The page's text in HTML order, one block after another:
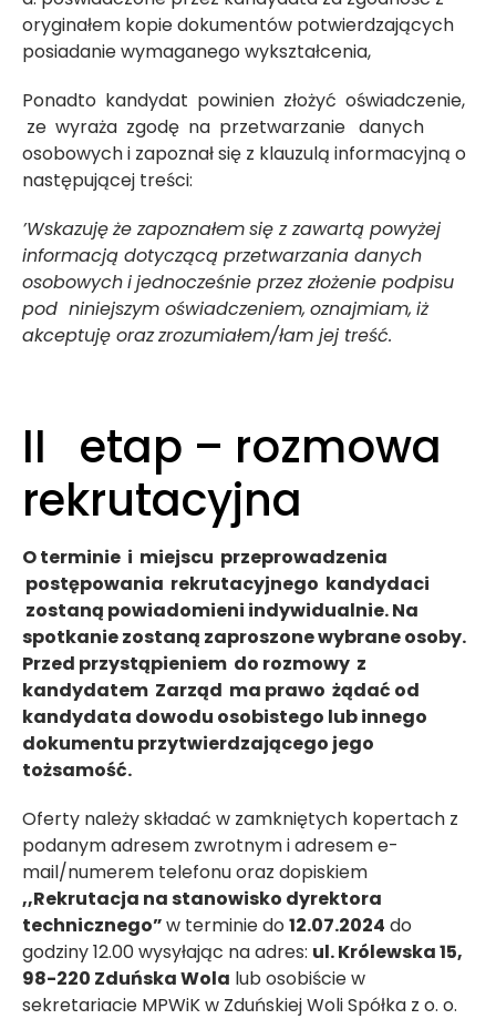
oryginałem kopie dokumentów potwierdzających
posiadanie wymaganego wykształcenia,
Ponadto kandydat powinien złożyć oświadczenie,
ze wyraża zgodę na przetwarzanie danych
osobowych i zapoznał się z klauzulą informacyjną o
następującej treści:
’Wskazujęże zapoznałemsię z zawartą powyżej
informacją dotyczącą przetwarzania danych
osobowychijednocześnie przez złożenie podpisu
pod niniejszym oświadczeniem, oznajmiam, iż
akceptuję orazzrozumiałem/łam jej treść.
II etap – rozmowa
rekrutacyjna
O terminie i miejscu przeprowadzenia
postępowania rekrutacyjnego kandydaci
zostaną powiadomieni indywidualnie. Na
spotkanie zostaną zaproszone wybrane osoby.
Przed przystąpieniem do rozmowy z
kandydatem Zarząd ma prawo żądać od
kandydata dowodu osobistego lub innego
dokumentu przytwierdzającego jego
tożsamość.
Oferty należy składać w zamkniętych kopertach z
podanym adresem zwrotnym i adresem e-
mail/numerem telefonu oraz dopiskiem
,,Rekrutacja nastanowisko dyrektora
technicznego”w terminie do 12.07.2024 do
godziny 12.00 wysyłając na adres: ul. Królewska 15,
98-220 Zduńska Wola lub osobiście w
sekretariacie MPWiK w Zduńskiej Woli Spółka z o. o.